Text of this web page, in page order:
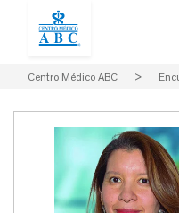
Centro Médico ABC >